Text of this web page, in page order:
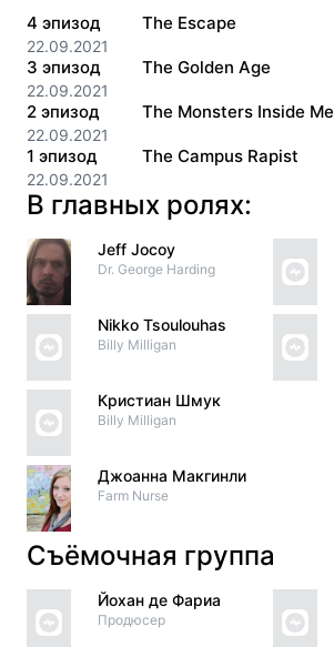
4 эпизод
22.09.2021
The Escape
3 эпизод
22.09.2021
The Golden Age
2 эпизод
22.09.2021
The Monsters Inside Me
1 эпизод
22.09.2021
The Campus Rapist
В главных ролях:
Jeff Jocoy
Dr. George Harding
Nikko Tsoulouhas
Billy Milligan
Кристиан Шмук
Billy Milligan
Джоанна Макгинли
Farm Nurse
Съёмочная группа
Йохан де Фариа
Продюсер